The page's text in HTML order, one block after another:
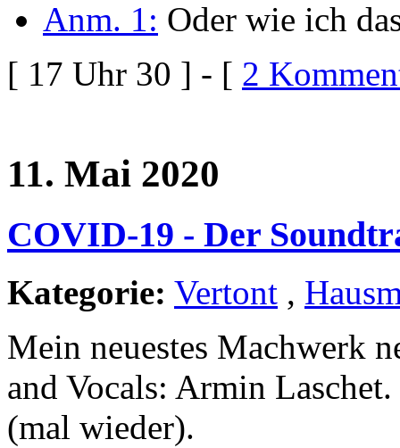
Anm. 1: Oder wie ich
[ 17 Uhr 30 ] - [ 2
11. Mai 2020
COVID-19 - Der
Kategorie: Vertont ,
Mein neuestes Machwerk
and Vocals: Armin
(mal wieder).